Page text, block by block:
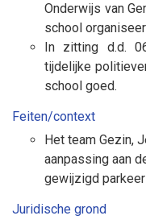
Onderwijs van
school
In zitting d.d.
tijdelijke
school goed.
Feiten/context
Het team Gezin,
aanpassing aan
gewijzigd
Juridische grond